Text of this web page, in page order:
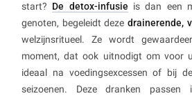
start? De detox-infusie is dan een
genoten, begeleidt deze drainerende,
welzijnsritueel. Ze wordt
moment, dat ook uitnodigt om voor
ideaal na voedingsexcessen of bij
seizoenen. Deze dranken